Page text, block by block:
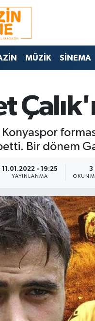
MÜZİK SİNEMA
Bir dönem
11.01.2022 - 19:25
YAYINLANMA
3